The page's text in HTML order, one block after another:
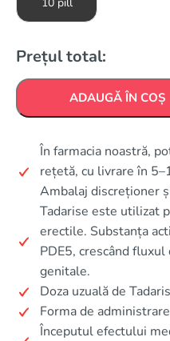
Prețul total:
ADAUGĂ ÎN COȘ
În farmacia noastră,
rețetă, cu livrare în
Ambalaj discreționer
Tadarise este utilizat
erectile. Substanța
PDE5, crescând
genitale.
Doza uzuală de
Forma de
Începutul efectului